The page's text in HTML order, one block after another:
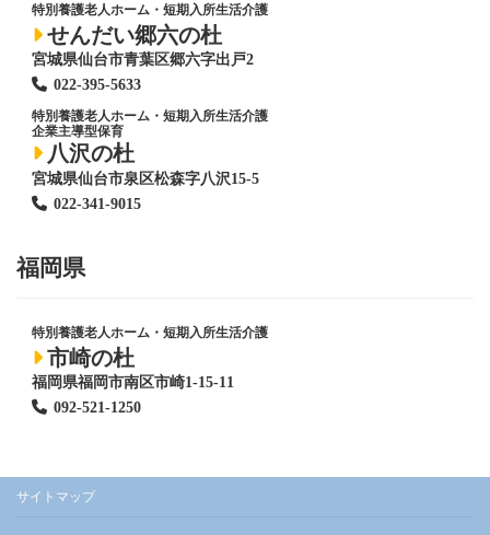
特別養護老人ホーム ・短期入所生活介護
せんだい郷六の杜
宮城県仙台市青葉区郷六字出戸2
022-395-5633
特別養護老人ホーム ・短期入所生活介護
企業主導型保育
八沢の杜
宮城県仙台市泉区松森字八沢15-5
022-341-9015
福岡県
特別養護老人ホーム ・短期入所生活介護
市崎の杜
福岡県福岡市南区市崎1-15-11
092-521-1250
サイトマップ